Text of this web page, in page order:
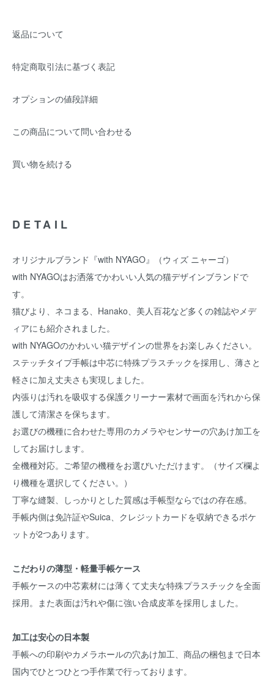
返品について
特定商取引法に基づく表記
オプションの値段詳細
この商品について問い合わせる
買い物を続ける
DETAIL
オリジナルブランド『with NYAGO』（ウィズ ニャーゴ）
with NYAGOはお洒落でかわいい人気の猫デザインブランドで
す。
猫びより、ネコまる、Hanako、美人百花など多くの雑誌やメデ
ィアにも紹介されました。
with NYAGOのかわいい猫デザインの世界をお楽しみください。
ステッチタイプ手帳は中芯に特殊プラスチックを採用し、薄さと
軽さに加え丈夫さも実現しました。
内張りは汚れを吸収する保護クリーナー素材で画面を汚れから保
護して清潔さを保ちます。
お選びの機種に合わせた専用のカメラやセンサーの穴あけ加工を
してお届けします。
全機種対応。ご希望の機種をお選びいただけます。（サイズ欄よ
り機種を選択してください。）
丁寧な縫製、しっかりとした質感は手帳型ならではの存在感。
手帳内側は免許証やSuica、クレジットカードを収納できるポケ
ットが2つあります。
こだわりの薄型・軽量手帳ケース
手帳ケースの中芯素材には薄くて丈夫な特殊プラスチックを全面
採用。また表面は汚れや傷に強い合成皮革を採用しました。
加工は安心の日本製
手帳への印刷やカメラホールの穴あけ加工、商品の梱包まで日本
国内でひとつひとつ手作業で行っております。